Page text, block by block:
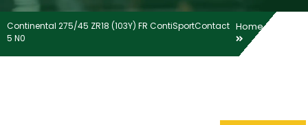
Home
Continental 275/45 ZR18 (103Y) FR ContiSportContact
5 N0